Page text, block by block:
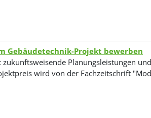
Gebäudetechnik-Projekt bewerben
zukunftsweisende Planungsleistungen
wird von der Fachzeitschrift